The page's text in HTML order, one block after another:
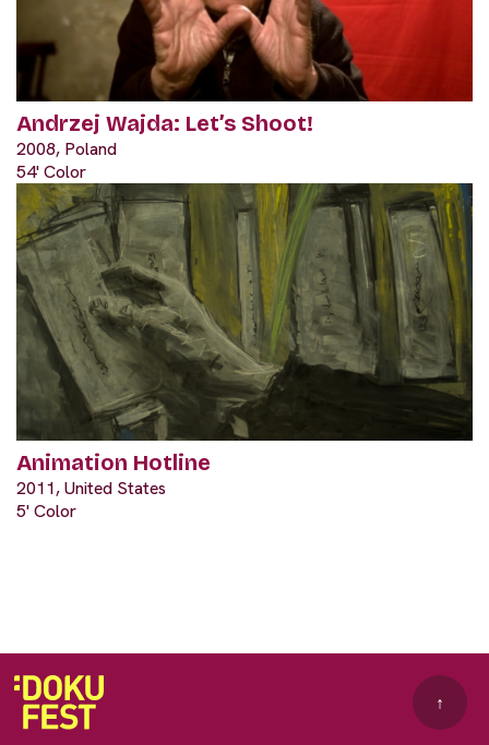
Andrzej Wajda: Let’s Shoot!
2008, Poland
54' Color
Animation Hotline
2011, United States
5' Color
↑